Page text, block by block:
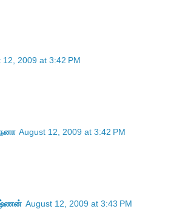
12, 2009 at 3:42 PM
August 12, 2009 at 3:42 PM
August 12, 2009 at 3:43 PM